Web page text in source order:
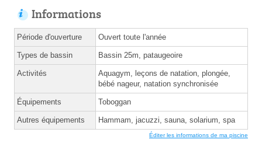
Informations
Période d'ouverture Ouvert toute l'année
Types de bassin Bassin 25m, pataugeoire
Activités
Aquagym, leçons de natation, plongée,
bébé nageur, natation synchronisée
Équipements Toboggan
Autres équipements Hammam, jacuzzi, sauna, solarium, spa
Éditer les informations de ma piscine